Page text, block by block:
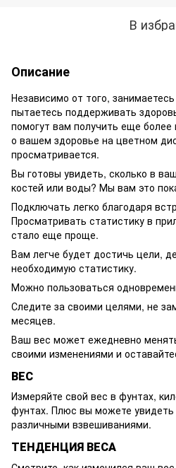
В
Описание
Независимо от того,
пытаетесь поддерживать
помогут вам получить еще
о вашем здоровье на цветном
просматривается.
Вы готовы увидеть, сколько в
костей или воды? Мы вам это
Подключать легко благодаря
Просматривать статистику в
стало еще проще.
Вам легче будет достичь цели,
необходимую статистику.
Можно пользоваться
Следите за своими целями, не
месяцев.
Ваш вес может ежедневно
своими изменениями и
ВЕС
Измеряйте свой вес в фунтах,
фунтах. Плюс вы можете
различными взвешиваниями.
ТЕНДЕНЦИЯ ВЕСА